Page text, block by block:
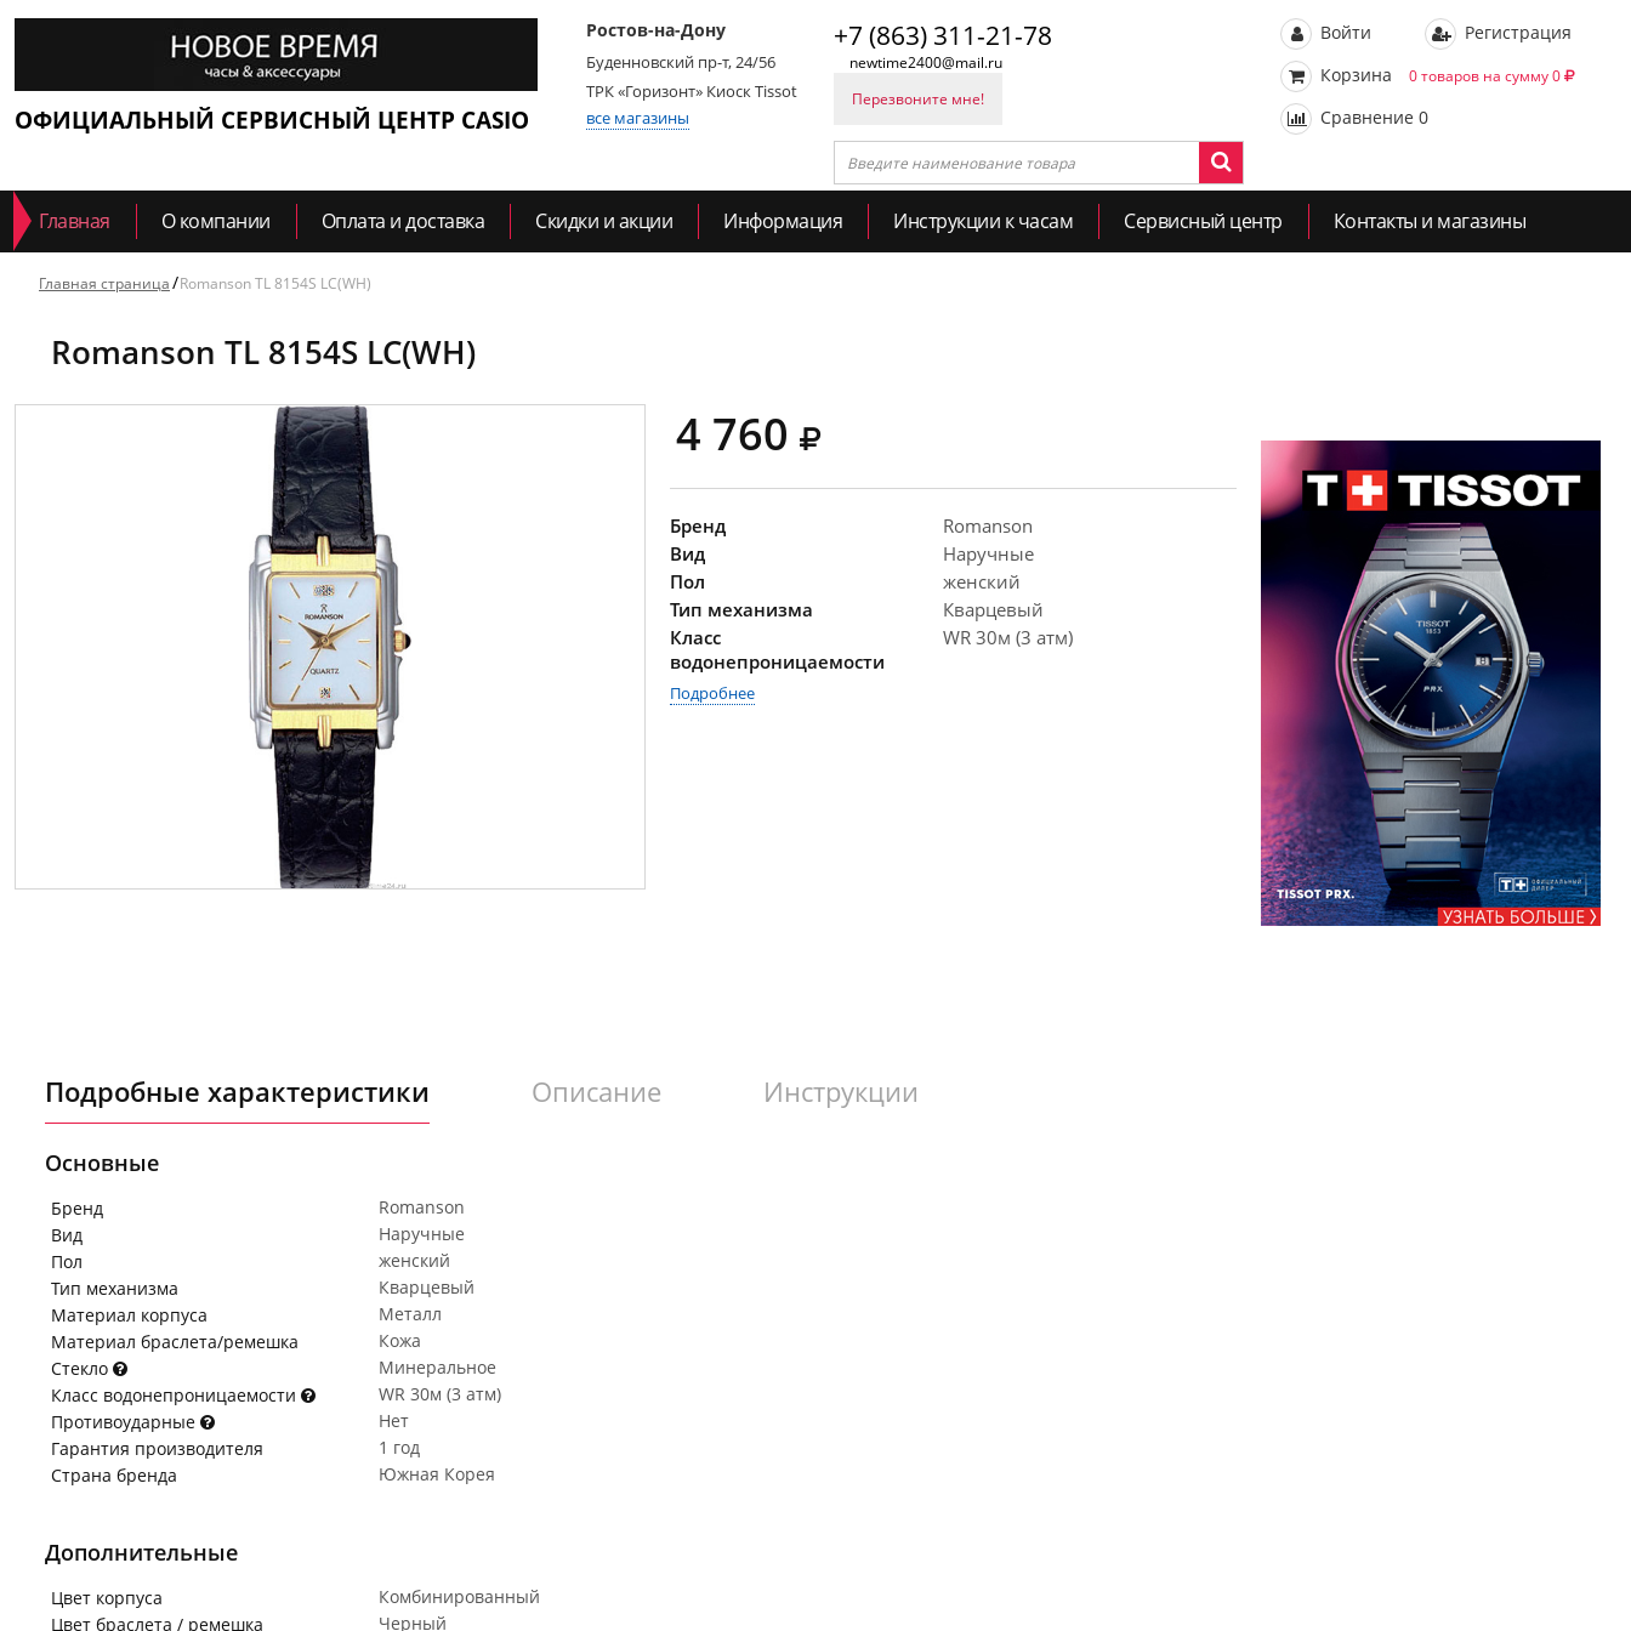
ОФИЦИАЛЬНЫЙ СЕРВИСНЫЙ ЦЕНТР CASIO
Ростов-на-Дону
Буденновский пр-т, 24/56
ТРК «Горизонт» Киоск Tissot
все магазины
+7 (863) 311-21-78
newtime2400@mail.ru
Перезвоните мне!
Войти
Регистрация
Корзина
0 товаров на сумму 0
Сравнение 0
Главная О компании Оплата и доставка Скидки и акции Информация Инструкции к часам Сервисный центр Контакты и магазины
Главная страница Romanson TL 8154S LC(WH)
Romanson TL 8154S LC(WH)
4 760
Бренд
Romanson
Вид
Наручные
Пол
женский
Тип механизма
Кварцевый
Класс
водонепроницаемости
WR 30м (3 атм)
Подробнее
Подробные характеристики Описание Инструкции
Основные
Бренд
Romanson
Вид
Наручные
Пол
женский
Тип механизма
Кварцевый
Материал корпуса
Металл
Материал браслета/ремешка
Кожа
Стекло
Минеральное
Класс водонепроницаемости
WR 30м (3 атм)
Противоударные
Нет
Гарантия производителя
1 год
Страна бренда
Южная Корея
Дополнительные
Цвет корпуса
Комбинированный
Цвет браслета / ремешка
Черный